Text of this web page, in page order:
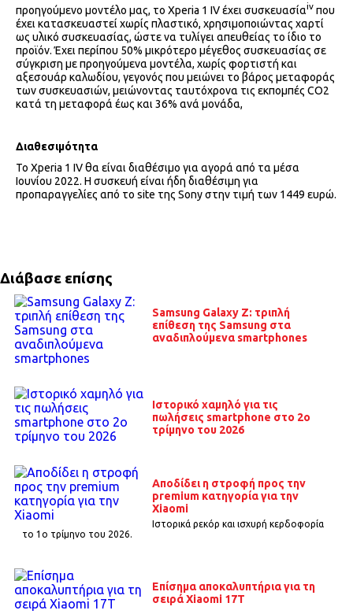
προηγούμενο μοντέλο μας, το Xperia 1 IV έχει συσκευασίαiv που
έχει κατασκευαστεί χωρίς πλαστικό, χρησιμοποιώντας χαρτί
ως υλικό συσκευασίας, ώστε να τυλίγει απευθείας το ίδιο το
προϊόν. Έχει περίπου 50% μικρότερο μέγεθος συσκευασίας σε
σύγκριση με προηγούμενα μοντέλα, χωρίς φορτιστή και
αξεσουάρ καλωδίου, γεγονός που μειώνει το βάρος μεταφοράς
των συσκευασιών, μειώνοντας ταυτόχρονα τις εκπομπές CO2
κατά τη μεταφορά έως και 36% ανά μονάδα,
Διαθεσιμότητα
Το Xperia 1 IV θα είναι διαθέσιμο για αγορά από τα μέσα
Ιουνίου 2022. H συσκευή είναι ήδη διαθέσιμη για
προπαραγγελίες από το site της Sony στην τιμή των 1449 ευρώ.
Διάβασε επίσης
Samsung Galaxy Z: τριπλή
επίθεση της Samsung στα
αναδιπλούμενα smartphones
Ιστορικό χαμηλό για τις
πωλήσεις smartphone στο 2ο
τρίμηνο του 2026
Αποδίδει η στροφή προς την
premium κατηγορία για την
Xiaomi
Ιστορικά ρεκόρ και ισχυρή κερδοφορία
το 1o τρίμηνο του 2026.
Επίσημα αποκαλυπτήρια για τη
σειρά Xiaomi 17T